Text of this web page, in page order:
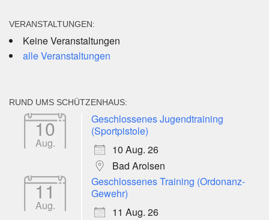
VERANSTALTUNGEN:
Keine Veranstaltungen
alle Veranstaltungen
RUND UMS SCHÜTZENHAUS:
10
Aug.
Geschlossenes Jugendtraining
(Sportpistole)
10 Aug. 26
Bad Arolsen
11
Aug.
Geschlossenes Training (Ordonanz-
Gewehr)
11 Aug. 26